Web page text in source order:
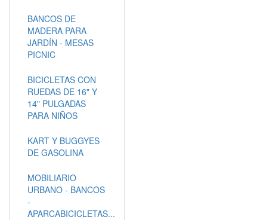
BANCOS DE
MADERA PARA
JARDÍN - MESAS
PICNIC
BICICLETAS CON
RUEDAS DE 16" Y
14" PULGADAS
PARA NIÑOS
KART Y BUGGYES
DE GASOLINA
MOBILIARIO
URBANO - BANCOS
-
APARCABICICLETAS...